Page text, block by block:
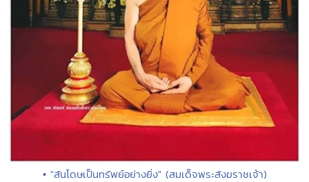
• "สันโดษเป็นทรัพย์อย่างยิ่ง" (สมเด็จพระสังฆราชเจ้า)